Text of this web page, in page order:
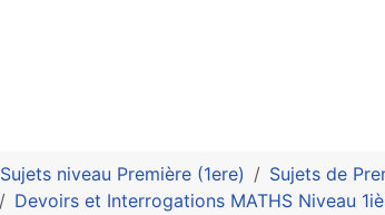
Sujets niveau Première (1ere)
Sujets de
Devoirs et Interrogations MATHS Niveau